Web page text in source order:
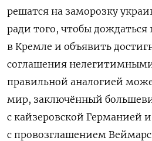
решатся на заморозку
ради того, чтобы
в Кремле и объявить
соглашения
правильной аналогией
мир, заключённый
с кайзеровской Германией
с провозглашением